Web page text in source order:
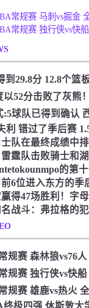
常规赛 马刺vs掘金
常规赛 独行侠vs快
球队已得到确认
利 错过了季后赛
霆队击败骑士和
的第
规赛 森林狼vs76
规赛 独行侠vs快
规赛 雄鹿vs热火
极四强 休斯敦大